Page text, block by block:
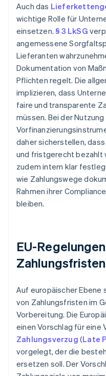
Auch das
wichtige Rolle für
einsetzen.§ 3 LkSG
angemessene
Lieferanten
Dokumentation von
Pflichten regelt. Die
implizieren, dass
faire und transparente
müssen. Bei der Nutzung
daher sicherstellen,
und fristgerecht bezahlt
zudem intern klar
wie Zahlungswege
Rahmen ihrer
bleiben.
EU-
Zahlungsfristen
Auf europäischer Ebene
von Zahlungsfristen im
Vorbereitung. Die
einen Vorschlag für eine
Zahlungsverzug (Late
vorgelegt, der die
ersetzen soll. Der